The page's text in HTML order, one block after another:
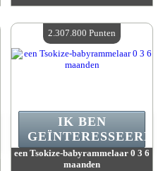
Beschikbare hoeveelheid :4
een Tsokize-babyrammelaar 0 3 6
maanden
IK BEN
GEÏNTERESSEERD.
2.307.800 Punten